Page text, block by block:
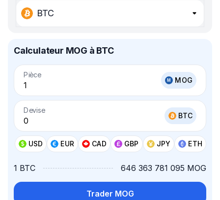
BTC
Calculateur MOG à BTC
Pièce
MOG
Devise
BTC
USD EUR CAD GBP JPY ETH
1 BTC 646 363 781 095 MOG
Trader MOG